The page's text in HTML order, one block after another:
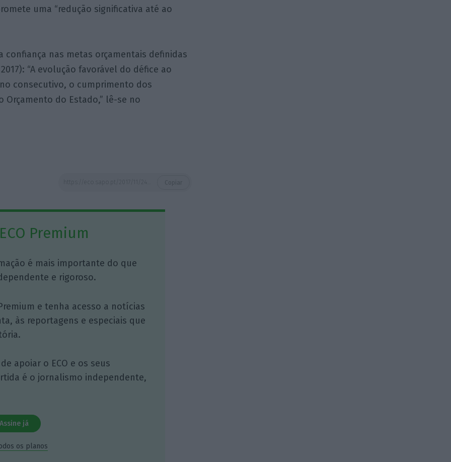
uma “redução significativa até ao
confiança nas metas orçamentais definidas
“A evolução favorável do défice ao
consecutivo, o cumprimento dos
do Estado,” lê-se no
Premium
é mais importante do que
e rigoroso.
e tenha acesso a notícias
às reportagens e especiais que
apoiar o ECO e os seus
é o jornalismo independente,
Assine já
os planos